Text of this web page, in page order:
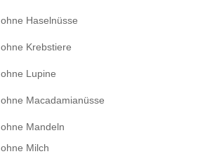
ohne Haselnüsse
ohne Krebstiere
ohne Lupine
ohne Macadamianüsse
ohne Mandeln
ohne Milch